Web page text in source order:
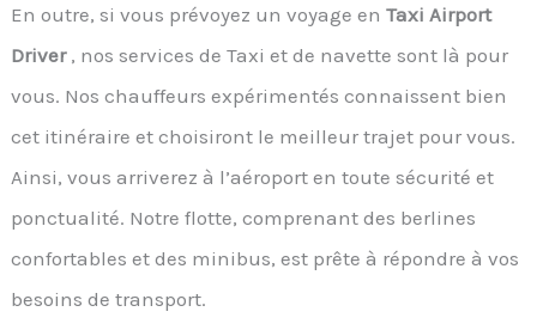
En outre, si vous prévoyez un voyage en Taxi Airport
Driver, nos services de Taxi et de navette sont là pour
vous. Nos chauffeurs expérimentés connaissent bien
cet itinéraire et choisiront le meilleur trajet pour vous.
Ainsi, vous arriverez à l’aéroport en toute sécurité et
ponctualité. Notre flotte, comprenant des berlines
confortables et des minibus, est prête à répondre à vos
besoins de transport.